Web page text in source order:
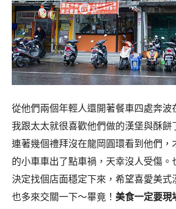
從他們兩個年輕人還開著餐車四處奔波
我跟太太就很喜歡他們做的漢堡與酥餅
連著幾個禮拜沒在龍岡圓環看到他們，
的小車車出了點車禍，天幸沒人受傷。
決定找個店面穩定下來，希望喜愛美式
也多來交關一下～畢竟！ 美食一定要現